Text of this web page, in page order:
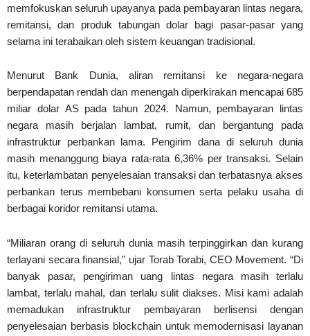
memfokuskan seluruh upayanya pada pembayaran lintas negara,
remitansi, dan produk tabungan dolar bagi pasar-pasar yang
selama ini terabaikan oleh sistem keuangan tradisional.
Menurut Bank Dunia, aliran remitansi ke negara-negara
berpendapatan rendah dan menengah diperkirakan mencapai 685
miliar dolar AS pada tahun 2024. Namun, pembayaran lintas
negara masih berjalan lambat, rumit, dan bergantung pada
infrastruktur perbankan lama. Pengirim dana di seluruh dunia
masih menanggung biaya rata-rata 6,36% per transaksi. Selain
itu, keterlambatan penyelesaian transaksi dan terbatasnya akses
perbankan terus membebani konsumen serta pelaku usaha di
berbagai koridor remitansi utama.
“Miliaran orang di seluruh dunia masih terpinggirkan dan kurang
terlayani secara finansial,” ujar Torab Torabi, CEO Movement. “Di
banyak pasar, pengiriman uang lintas negara masih terlalu
lambat, terlalu mahal, dan terlalu sulit diakses. Misi kami adalah
memadukan infrastruktur pembayaran berlisensi dengan
penyelesaian berbasis blockchain untuk memodernisasi layanan